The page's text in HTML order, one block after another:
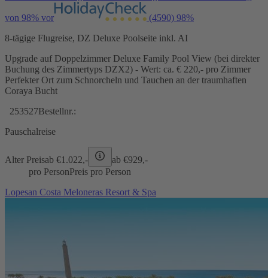
von 98% vor (4590) 98%
8-tägige Flugreise, DZ Deluxe Poolseite inkl. AI
Upgrade auf Doppelzimmer Deluxe Family Pool View (bei direkter
Buchung des Zimmertyps DZX2) - Wert: ca. € 220,- pro Zimmer
Perfekter Ort zum Schnorcheln und Tauchen an der traumhaften
Coraya Bucht
253527Bestellnr.:
Pauschalreise
Alter Preisab €1.022,- ab €929,-
pro PersonPreis pro Person
Lopesan Costa Meloneras Resort & Spa